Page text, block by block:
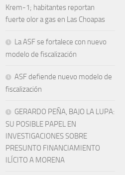
Krem-1; habitantes reportan
fuerte olor a gas en Las Choapas
La ASF se fortalece con nuevo
modelo de fiscalización
ASF defiende nuevo modelo de
fiscalización
GERARDO PEÑA, BAJO LA LUPA:
SU POSIBLE PAPEL EN
INVESTIGACIONES SOBRE
PRESUNTO FINANCIAMIENTO
ILÍCITO A MORENA